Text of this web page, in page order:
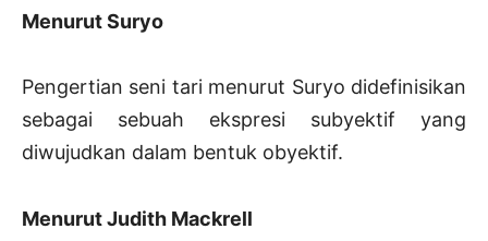
Menurut Suryo
Pengertian seni tari menurut Suryo didefinisikan
sebagai sebuah ekspresi subyektif yang
diwujudkan dalam bentuk obyektif.
Menurut Judith Mackrell